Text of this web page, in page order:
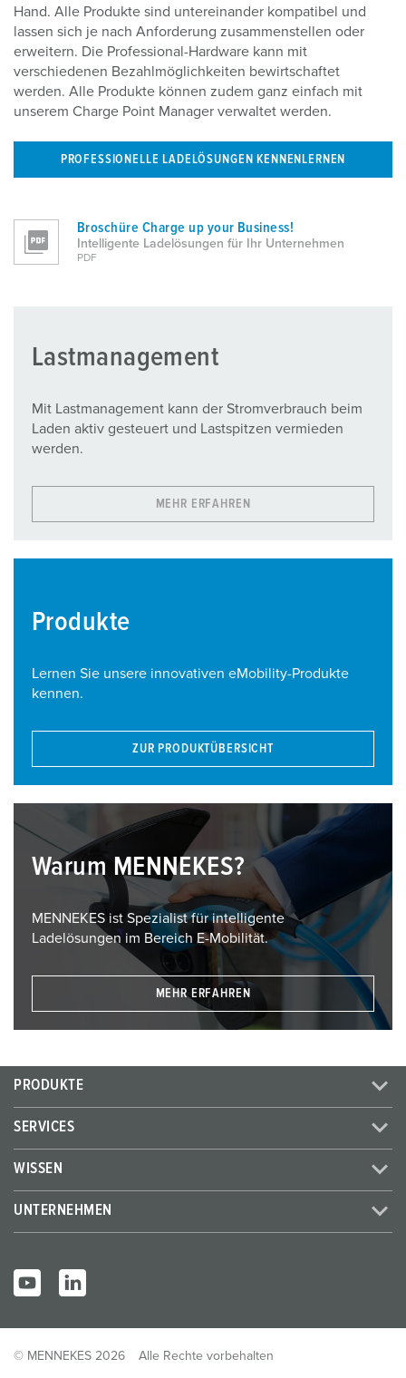
Hand. Alle Produkte sind untereinander kompatibel und
lassen sich je nach Anforderung zusammenstellen oder
erweitern. Die Professional-Hardware kann mit
verschiedenen Bezahlmöglichkeiten bewirtschaftet
werden. Alle Produkte können zudem ganz einfach mit
unserem Charge Point Manager verwaltet werden.
PROFESSIONELLE LADELÖSUNGEN KENNENLERNEN
Broschüre Charge up your Business!
Intelligente Ladelösungen für Ihr Unternehmen
PDF
Lastmanagement
Mit Lastmanagement kann der Stromverbrauch beim
Laden aktiv gesteuert und Lastspitzen vermieden
werden.
MEHR ERFAHREN
Produkte
Lernen Sie unsere innovativen eMobility-Produkte
kennen.
ZUR PRODUKTÜBERSICHT
Warum MENNEKES?
MENNEKES ist Spezialist für intelligente
Ladelösungen im Bereich E-Mobilität.
MEHR ERFAHREN
PRODUKTE
SERVICES
WISSEN
UNTERNEHMEN
© MENNEKES 2026 Alle Rechte vorbehalten